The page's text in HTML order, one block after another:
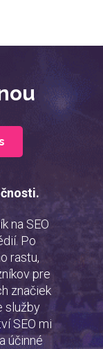
na SEO
Po
rastu,
pre
značiek
služby
SEO mi
účinné